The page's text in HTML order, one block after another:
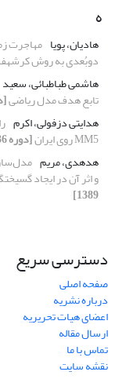
ه
هادیان، پویا مهاجرت
دوبُعدی به روش
هاشمی طباطبائی، سعید
تابع هدف مدل ریاضی
هدایتی دزفولی، اکرم
MM5 روی ایران
[دوره 36، شماره 3، 1389]
هدهدی، مریم
و اثر آن در ایجاد
1389]
دسترسی سریع
صفحه اصلی
درباره نشریه
اعضای هیات تحریریه
ارسال مقاله
تماس با ما
نقشه سایت